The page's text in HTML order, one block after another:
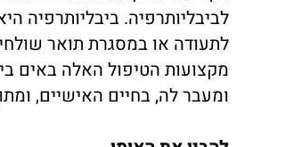
לביבליותרפיה. ביבליותרפיה
לתעודה או במסגרת תואר
מקצועות הטיפול האלה באים
ומעבר לה, בחיים האישיים,